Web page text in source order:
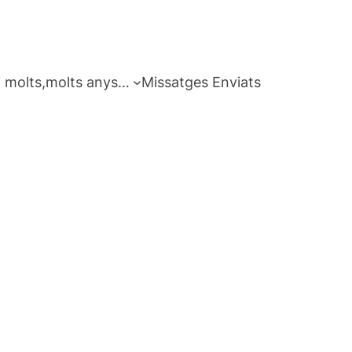
molts,molts anys… Missatges Enviats